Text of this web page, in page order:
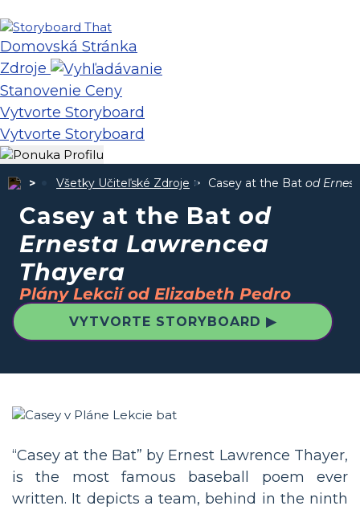
Domovská Stránka
Zdroje
Stanovenie Ceny
Vytvorte Storyboard
Vytvorte Storyboard
Všetky Učiteľské Zdroje Casey at the Bat od
Casey at the Bat od
Ernesta Lawrencea
Thayera
Plány Lekcií od Elizabeth Pedro
VYTVORTE STORYBOARD ▶
“Casey at the Bat” by Ernest Lawrence Thayer,
is the most famous baseball poem ever
written. It depicts a team, behind in the ninth